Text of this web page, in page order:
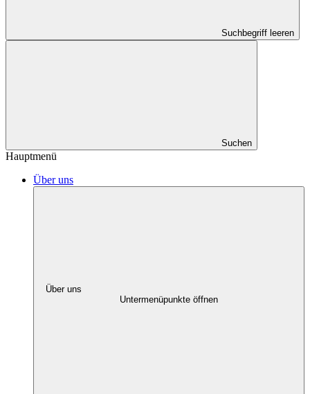
Suchbegriff leeren
Suchen
Hauptmenü
Über uns
Über uns
Untermenüpunkte öffnen